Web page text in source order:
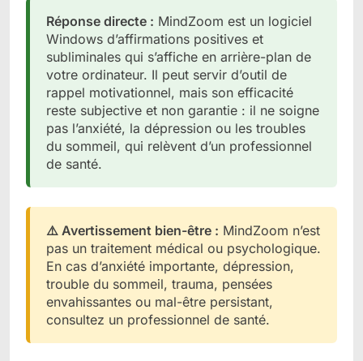
Réponse directe : MindZoom est un logiciel
Windows d’affirmations positives et
subliminales qui s’affiche en arrière-plan de
votre ordinateur. Il peut servir d’outil de
rappel motivationnel, mais son efficacité
reste subjective et non garantie : il ne soigne
pas l’anxiété, la dépression ou les troubles
du sommeil, qui relèvent d’un professionnel
de santé.
⚠️ Avertissement bien-être : MindZoom n’est
pas un traitement médical ou psychologique.
En cas d’anxiété importante, dépression,
trouble du sommeil, trauma, pensées
envahissantes ou mal-être persistant,
consultez un professionnel de santé.